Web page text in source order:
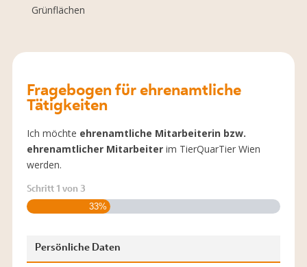
Grünflächen
Fragebogen für ehrenamtliche
Tätigkeiten
Ich möchte ehrenamtliche Mitarbeiterin bzw.
ehrenamtlicher Mitarbeiter im TierQuarTier Wien
werden.
Schritt 1 von 3
33%
Persönliche Daten